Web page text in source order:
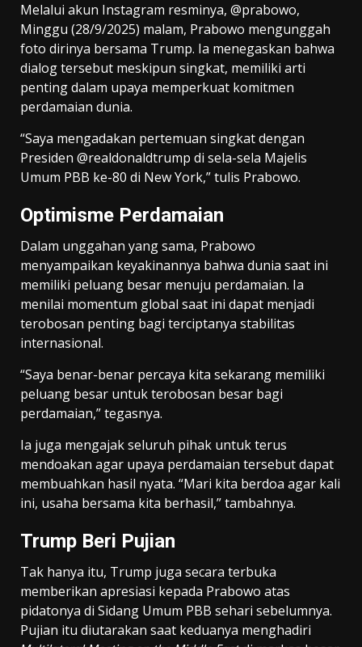
Melalui akun Instagram resminya, @prabowo,
Minggu (28/9/2025) malam, Prabowo mengunggah
foto dirinya bersama Trump. Ia menegaskan bahwa
dialog tersebut meskipun singkat, memiliki arti
penting dalam upaya memperkuat komitmen
perdamaian dunia.
“Saya mengadakan pertemuan singkat dengan
Presiden @realdonaldtrump di sela-sela Majelis
Umum PBB ke-80 di New York,” tulis Prabowo.
Optimisme Perdamaian
Dalam unggahan yang sama, Prabowo
menyampaikan keyakinannya bahwa dunia saat ini
memiliki peluang besar menuju perdamaian. Ia
menilai momentum global saat ini dapat menjadi
terobosan penting bagi terciptanya stabilitas
internasional.
“Saya benar-benar percaya kita sekarang memiliki
peluang besar untuk terobosan besar bagi
perdamaian,” tegasnya.
Ia juga mengajak seluruh pihak untuk terus
mendoakan agar upaya perdamaian tersebut dapat
membuahkan hasil nyata. “Mari kita berdoa agar kali
ini, usaha bersama kita berhasil,” tambahnya.
Trump Beri Pujian
Tak hanya itu, Trump juga secara terbuka
memberikan apresiasi kepada Prabowo atas
pidatonya di Sidang Umum PBB sehari sebelumnya.
Pujian itu diutarakan saat keduanya menghadiri